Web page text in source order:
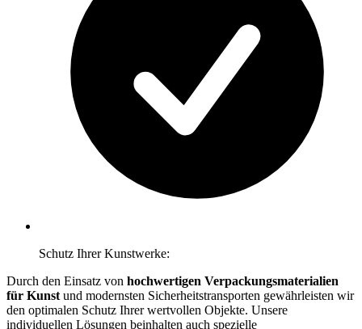
Schutz Ihrer Kunstwerke:
Durch den Einsatz von hochwertigen Verpackungsmaterialien
für Kunst und modernsten Sicherheitstransporten gewährleisten wir
den optimalen Schutz Ihrer wertvollen Objekte. Unsere
individuellen Lösungen beinhalten auch spezielle